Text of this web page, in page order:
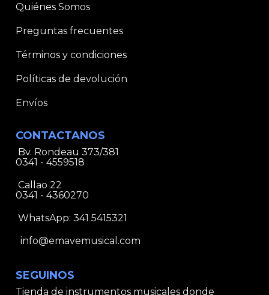
Quiénes Somos
Preguntas frecuentes
Términos y condiciones
Políticas de devolución
Envíos
CONTACTANOS
Bv. Rondeau 373/381
0341 - 4559518
Callao 22
0341 - 4360270
WhatsApp: 341 5415321
info@emavemusical.com
SEGUINOS
Tienda de instrumentos musicales donde